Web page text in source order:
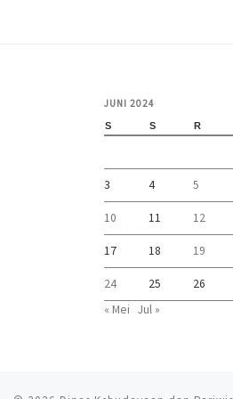
JUNI 2024
S S R
3 4 5
10 11 12
17 18 19
24 25 26
« Mei Jul »